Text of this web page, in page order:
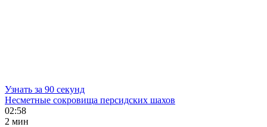
Узнать за 90 секунд
Несметные сокровища персидских шахов
02:58
2 мин